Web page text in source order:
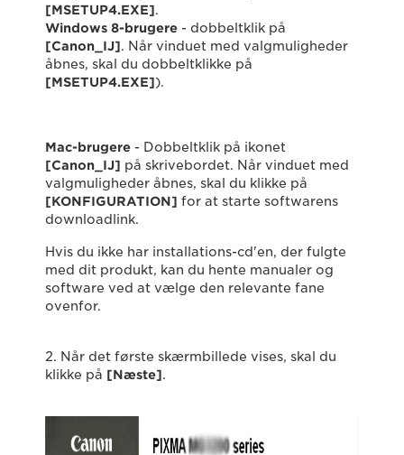
[MSETUP4.EXE].
Windows 8-brugere - dobbeltklik på
[Canon_IJ]. Når vinduet med valgmuligheder
åbnes, skal du dobbeltklikke på
[MSETUP4.EXE]).
Mac-brugere - Dobbeltklik på ikonet
[Canon_IJ] på skrivebordet. Når vinduet med
valgmuligheder åbnes, skal du klikke på
[KONFIGURATION] for at starte softwarens
downloadlink.
Hvis du ikke har installations-cd'en, der fulgte
med dit produkt, kan du hente manualer og
software ved at vælge den relevante fane
ovenfor.
2. Når det første skærmbillede vises, skal du
klikke på [Næste].